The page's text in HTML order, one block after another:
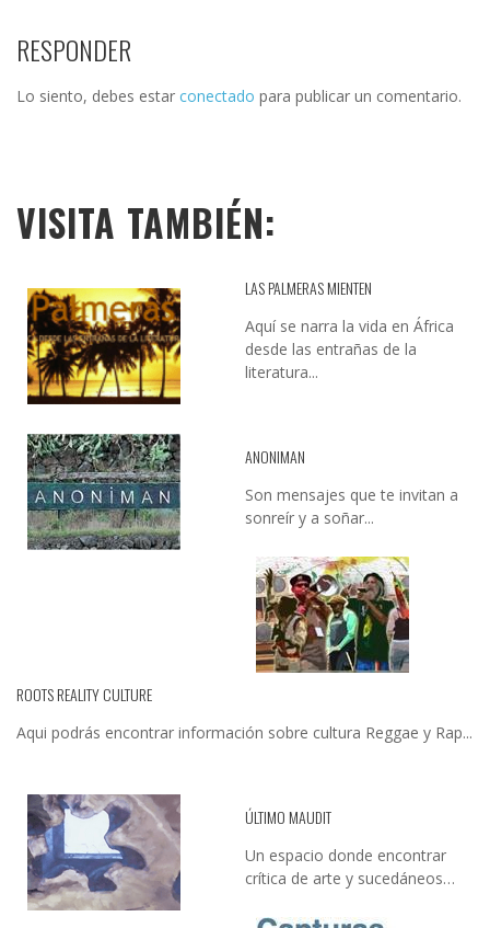
RESPONDER
Lo siento, debes estar conectado para publicar un comentario.
VISITA TAMBIÉN:
LAS PALMERAS MIENTEN
Aquí se narra la vida en África
desde las entrañas de la
literatura...
ANONIMAN
Son mensajes que te invitan a
sonreír y a soñar...
ROOTS REALITY CULTURE
Aqui podrás encontrar información sobre cultura Reggae y Rap...
ÚLTIMO MAUDIT
Un espacio donde encontrar
crítica de arte y sucedáneos…